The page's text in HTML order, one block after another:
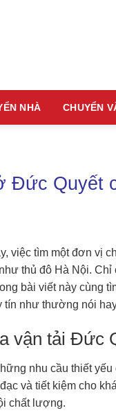
NHÀ CHUYỂN
Đức Quyết
việc tìm một đơn vị
thủ đô Hà Nội.
bài viết này cùng
như thường nói
vận tải Đức
nhu cầu thiết
và tiết kiệm cho
chất lượng.